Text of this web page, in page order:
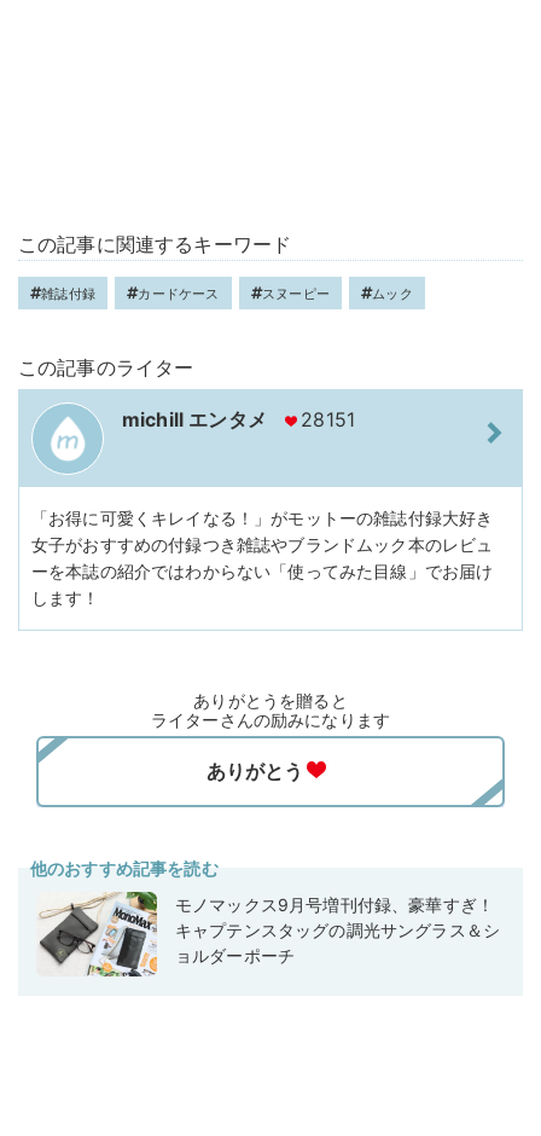
この記事に関連するキーワード
雑誌付録 カードケース スヌーピー ムック
この記事のライター
michill エンタメ 28151
「お得に可愛くキレイなる！」がモットーの雑誌付録大好き
女子がおすすめの付録つき雑誌やブランドムック本のレビュ
ーを本誌の紹介ではわからない「使ってみた目線」でお届け
します！
ありがとうを贈ると
ライターさんの励みになります
他のおすすめ記事を読む
モノマックス9月号増刊付録、豪華すぎ！
キャプテンスタッグの調光サングラス＆シ
ョルダーポーチ